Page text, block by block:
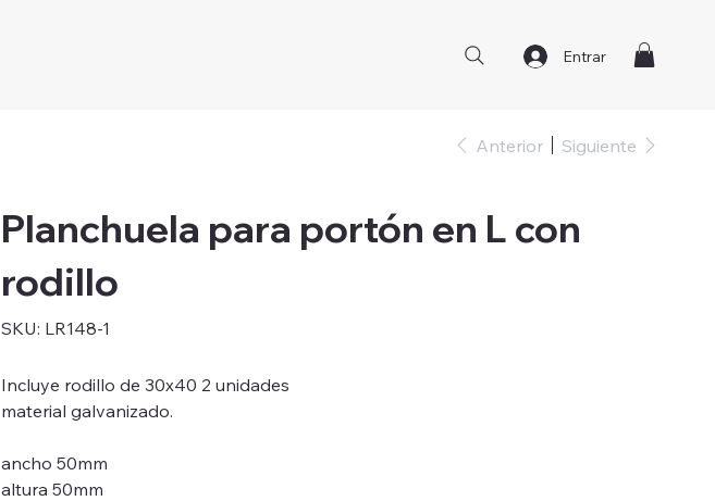
Entrar
Anterior Siguiente
Planchuela para portón en L con
rodillo
SKU: SKU
LR148-
LR148-1
Incluye rodillo de 30x40 2 unidades
material galvanizado.
ancho 50mm
altura 50mm